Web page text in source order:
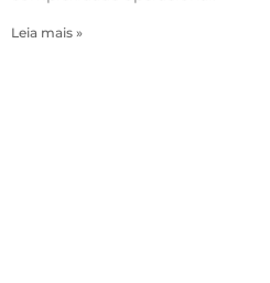
Leia mais »